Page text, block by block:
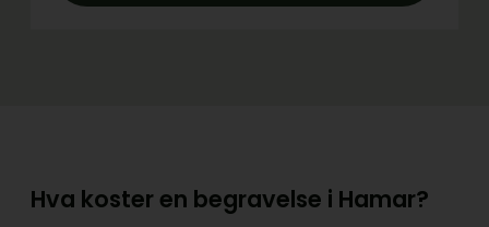
Hva koster en begravelse i Hamar?